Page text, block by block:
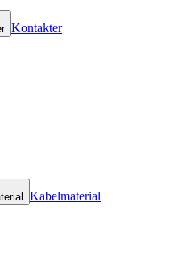
Kontakter
Kabelmaterial